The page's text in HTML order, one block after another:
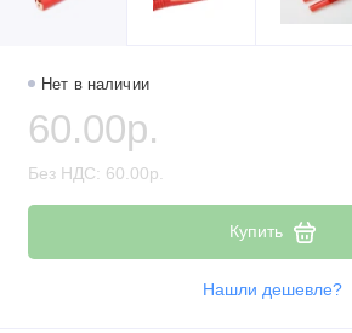
Нет в наличии
60.00р.
Без НДС: 60.00р.
Купить
Нашли дешевле?